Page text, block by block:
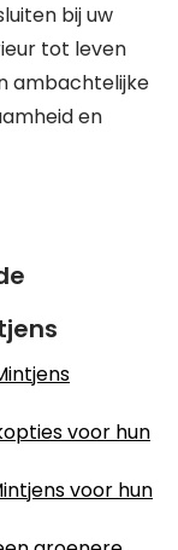
bij uw
tot leven
ambachtelijke
en
voor hun
voor hun